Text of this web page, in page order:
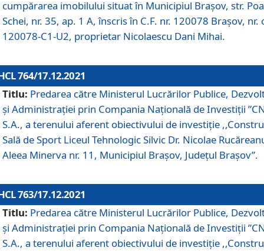
cumpărarea imobilului situat în Municipiul Braşov, str.
Schei, nr. 35, ap. 1 A, înscris în C.F. nr. 120078 Brașov, nr.
120078-C1-U2, proprietar Nicolaescu Dani Mihai.
764/17.12.2021
Titlu: Predarea către Ministerul Lucrărilor Publice,
și Administrației prin Compania Naţională de Investiţii
S.A., a terenului aferent obiectivului de investiţie
Sală de Sport Liceul Tehnologic Silvic Dr. Nicolae
Aleea Minerva nr. 11, Municipiul Brașov, Județul Brașov”.
763/17.12.2021
Titlu: Predarea către Ministerul Lucrărilor Publice,
și Administrației prin Compania Naţională de Investiţii
S.A., a terenului aferent obiectivului de investiție